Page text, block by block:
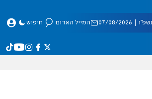
08/2026 המייל האדום חיפוש